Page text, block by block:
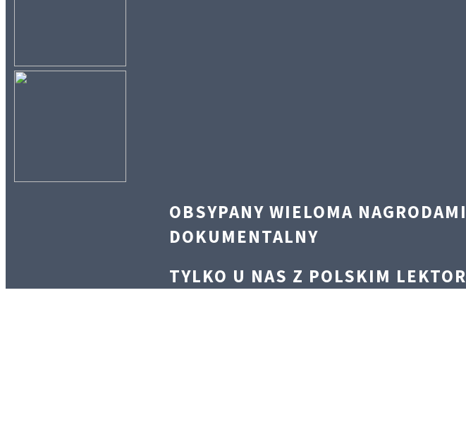
OBSYPANY WIELOMA
DOKUMENTALNY
TYLKO U NAS Z POLSKIM